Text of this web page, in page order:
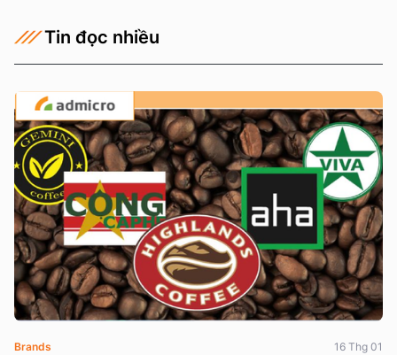
Tin đọc nhiều
Brands 16 Thg 01